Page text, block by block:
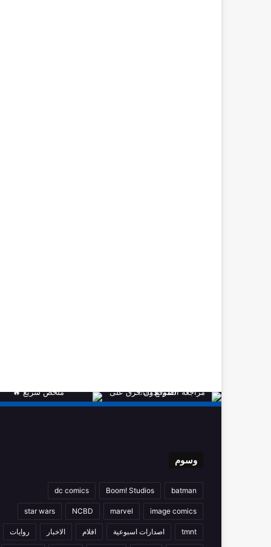
وسوم
batman
Boom! Studios
dc comics
image comics
marvel
NCBD
star wars
tmnt اصدارات اسبوعية افلام الاخبار روايات